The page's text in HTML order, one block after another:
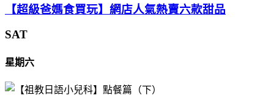
【超級爸媽食買玩】網店人氣熱賣六款甜品
SAT
星期六